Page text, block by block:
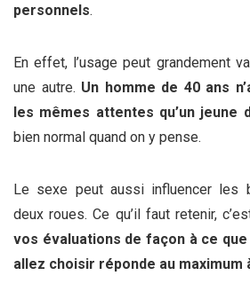
personnels.
En effet, l’usage peut grandement
une autre. Un homme de 40 ans
les mêmes attentes qu’un jeune
bien normal quand on y pense.
Le sexe peut aussi influencer les
deux roues. Ce qu’il faut retenir,
vos évaluations de façon à ce
allez choisir réponde au maximum